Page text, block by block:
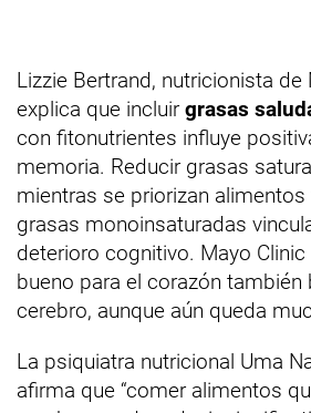
Lizzie Bertrand, nutricionista de
explica que incluir grasas
con fitonutrientes influye
memoria. Reducir grasas
mientras se priorizan
grasas monoinsaturadas
deterioro cognitivo. Mayo
bueno para el corazón también
cerebro, aunque aún queda
La psiquiatra nutricional Uma
afirma que “comer alimentos